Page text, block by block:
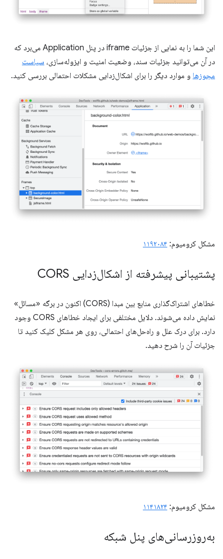
این شما را به نمایی از جزئیات iframe در پنل Application می‌برد که
در آن می‌توانید جزئیات سند، وضعیت امنیت و ایزوله‌سازی، سیاست
مجوزها و موارد دیگر را برای اشکال‌زدایی مشکلات احتمالی بررسی کنید.
مشکل کرومیوم: ۱۱۹۲۰۸۴
پشتیبانی پیشرفته از اشکال‌زدایی CORS
خطاهای اشتراک‌گذاری منابع بین مبدا (CORS) اکنون در برگه «مسائل»
نمایش داده می‌شوند. دلایل مختلفی برای ایجاد خطاهای CORS وجود
دارد. برای درک علل و راه‌حل‌های احتمالی، روی هر مشکل کلیک کنید تا
جزئیات آن را شرح دهید.
مشکل کرومیوم: ۱۱۴۱۸۲۴
به‌روزرسانی‌های پنل شبکه